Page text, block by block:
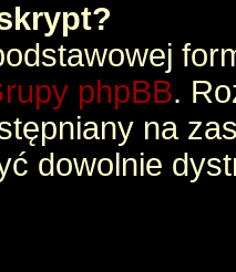
phpBB.
na
dowolnie